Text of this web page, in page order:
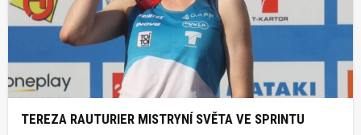
TEREZA RAUTURIER MISTRYNÍ SVĚTA VE SPRINTU